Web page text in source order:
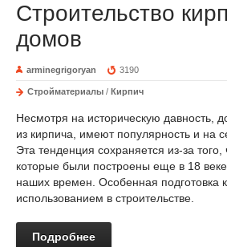
Строительство
домов
arminegrigoryan 3190
Стройматериалы / Кирпич
Несмотря на историческую давность,
из кирпича, имеют популярность и на
Эта тенденция сохраняется из-за
которые были построены еще в 18
наших времен. Особенная подготовка
использованием в строительстве.
Подробнее